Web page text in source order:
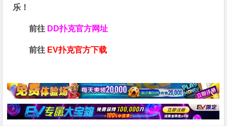
乐！
前往 DD扑克官方网址
前往 EV扑克官方下载